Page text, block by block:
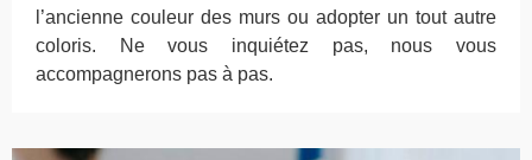
l’ancienne couleur des murs ou adopter un tout autre
coloris. Ne vous inquiétez pas, nous vous
accompagnerons pas à pas.